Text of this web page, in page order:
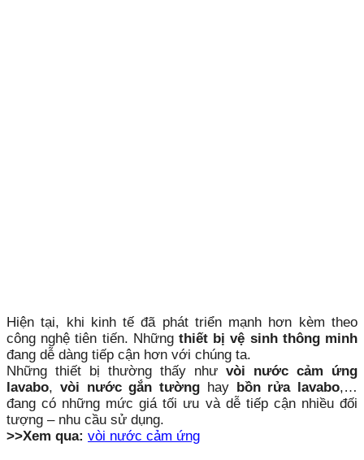
Hiện tại, khi kinh tế đã phát triển mạnh hơn kèm theo
công nghệ tiên tiến. Những thiết bị vệ sinh thông minh
đang dễ dàng tiếp cận hơn với chúng ta.
Những thiết bị thường thấy như vòi nước cảm ứng
lavabo, vòi nước gắn tường hay bồn rửa lavabo,…
đang có những mức giá tối ưu và dễ tiếp cận nhiều đối
tượng – nhu cầu sử dụng.
>>Xem qua: vòi nước cảm ứng